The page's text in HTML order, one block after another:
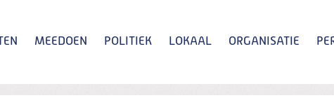
MEEDOEN POLITIEK LOKAAL ORGANISATIE